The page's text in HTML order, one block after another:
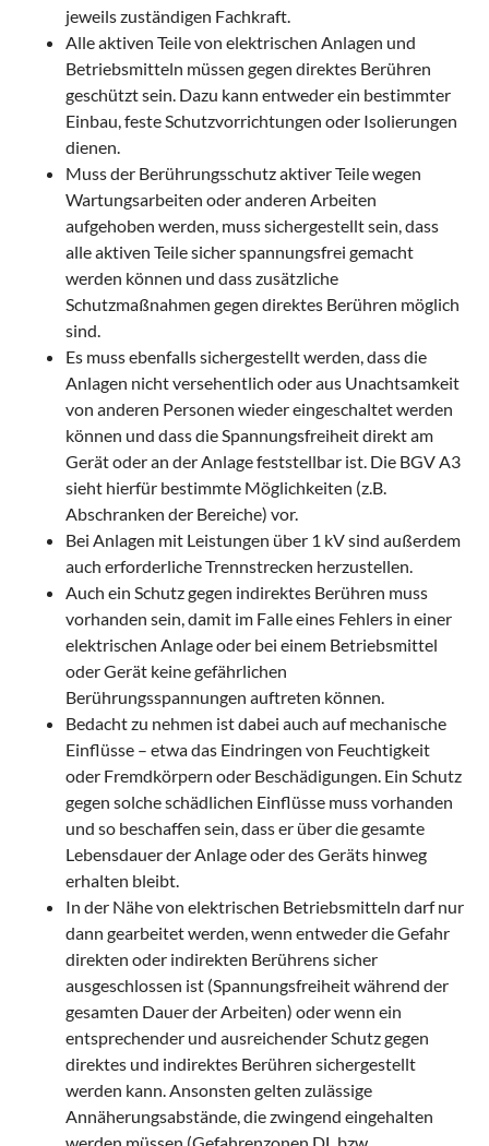
jeweils zuständigen Fachkraft.
Alle aktiven Teile von elektrischen Anlagen und
Betriebsmitteln müssen gegen direktes Berühren
geschützt sein. Dazu kann entweder ein bestimmter
Einbau, feste Schutzvorrichtungen oder Isolierungen
dienen.
Muss der Berührungsschutz aktiver Teile wegen
Wartungsarbeiten oder anderen Arbeiten
aufgehoben werden, muss sichergestellt sein, dass
alle aktiven Teile sicher spannungsfrei gemacht
werden können und dass zusätzliche
Schutzmaßnahmen gegen direktes Berühren möglich
sind.
Es muss ebenfalls sichergestellt werden, dass die
Anlagen nicht versehentlich oder aus Unachtsamkeit
von anderen Personen wieder eingeschaltet werden
können und dass die Spannungsfreiheit direkt am
Gerät oder an der Anlage feststellbar ist. Die BGV A3
sieht hierfür bestimmte Möglichkeiten (z.B.
Abschranken der Bereiche) vor.
Bei Anlagen mit Leistungen über 1 kV sind außerdem
auch erforderliche Trennstrecken herzustellen.
Auch ein Schutz gegen indirektes Berühren muss
vorhanden sein, damit im Falle eines Fehlers in einer
elektrischen Anlage oder bei einem Betriebsmittel
oder Gerät keine gefährlichen
Berührungsspannungen auftreten können.
Bedacht zu nehmen ist dabei auch auf mechanische
Einflüsse – etwa das Eindringen von Feuchtigkeit
oder Fremdkörpern oder Beschädigungen. Ein Schutz
gegen solche schädlichen Einflüsse muss vorhanden
und so beschaffen sein, dass er über die gesamte
Lebensdauer der Anlage oder des Geräts hinweg
erhalten bleibt.
In der Nähe von elektrischen Betriebsmitteln darf nur
dann gearbeitet werden, wenn entweder die Gefahr
direkten oder indirekten Berührens sicher
ausgeschlossen ist (Spannungsfreiheit während der
gesamten Dauer der Arbeiten) oder wenn ein
entsprechender und ausreichender Schutz gegen
direktes und indirektes Berühren sichergestellt
werden kann. Ansonsten gelten zulässige
Annäherungsabstände, die zwingend eingehalten